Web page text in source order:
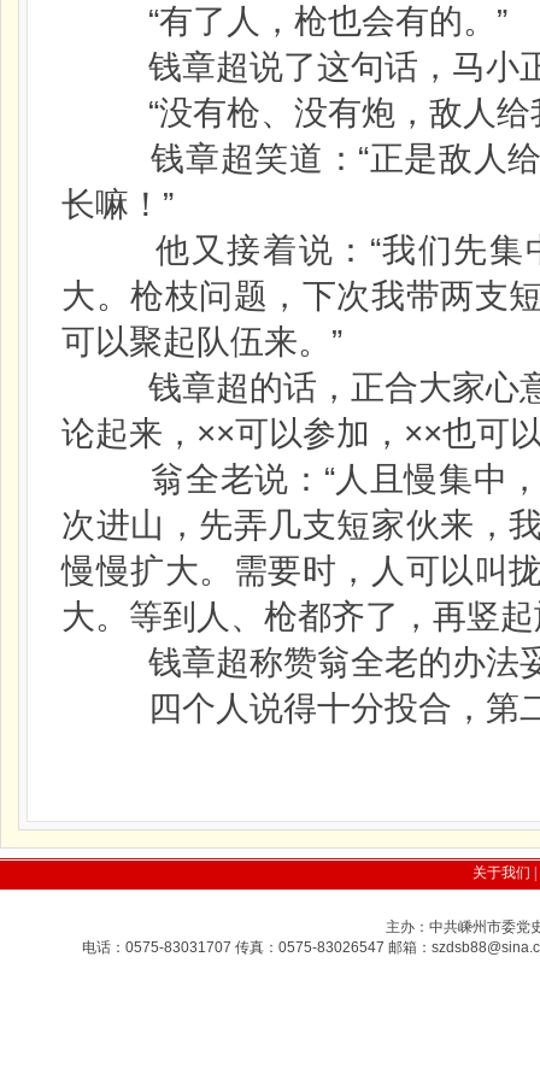
“有了人，枪也会有的。”
钱章超说了这句话，马小
“没有枪、没有炮，敌人给
钱章超笑道：“正是敌人给
长嘛！”
他又接着说：“我们先集中
大。枪枝问题，下次我带两支
可以聚起队伍来。”
钱章超的话，正合大家心意
论起来，××可以参加，××也可
翁全老说：“人且慢集中，
次进山，先弄几支短家伙来，
慢慢扩大。需要时，人可以叫
大。等到人、枪都齐了，再竖起
钱章超称赞翁全老的办法妥
四个人说得十分投合，第二
关于我们
主办：中共嵊州市委党
电话：0575-83031707 传真：0575-83026547 邮箱：